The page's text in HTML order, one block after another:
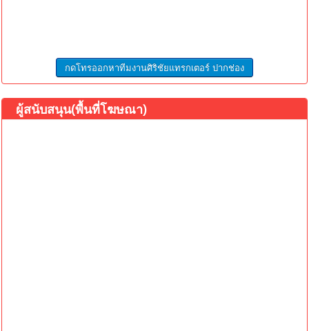
กดโทรออกหาทีมงานศิริชัยแทรกเตอร์ ปากช่อง
ผู้สนับสนุน(พื้นที่โฆษณา)